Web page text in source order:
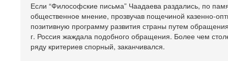
Если “Философские письма” Чаадаева раздались, по
общественное мнение, прозвучав пощечиной казенно-
позитивную программу развития страны путем
г. Россия жаждала подобного обращения. Более чем
ряду критериев спорный, заканчивался.